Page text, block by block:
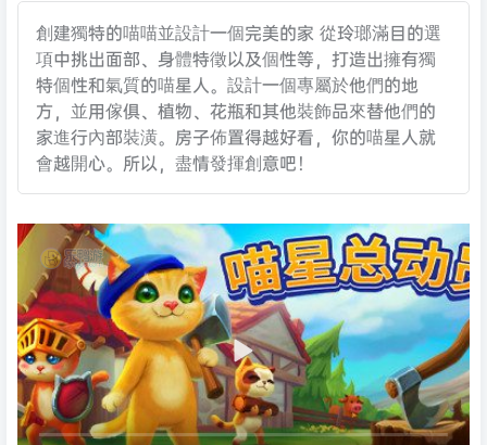
創建獨特的喵喵並設計一個完美的家 從玲瑯滿目的選
項中挑出面部、身體特徵以及個性等，打造出擁有獨
特個性和氣質的喵星人。設計一個專屬於他們的地
方，並用傢俱、植物、花瓶和其他裝飾品來替他們的
家進行內部裝潢。房子佈置得越好看，你的喵星人就
會越開心。所以，盡情發揮創意吧！